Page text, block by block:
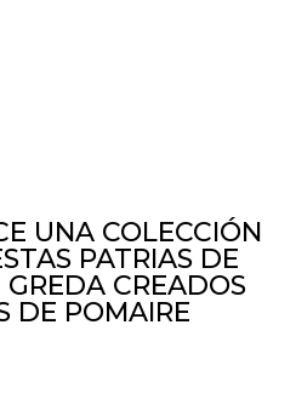
UNA COLECCIÓN
PATRIAS DE
CREADOS
DE POMAIRE